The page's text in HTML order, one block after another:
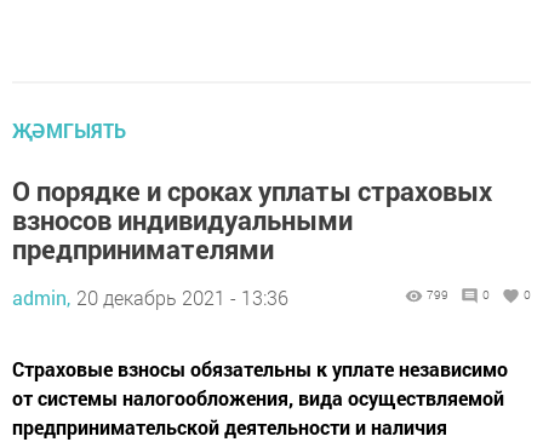
ҖӘМГЫЯТЬ
О порядке и сроках уплаты страховых
взносов индивидуальными
предпринимателями
admin, 20 декабрь 2021 - 13:36 799 0 0
Страховые взносы обязательны к уплате независимо
от системы налогообложения, вида осуществляемой
предпринимательской деятельности и наличия